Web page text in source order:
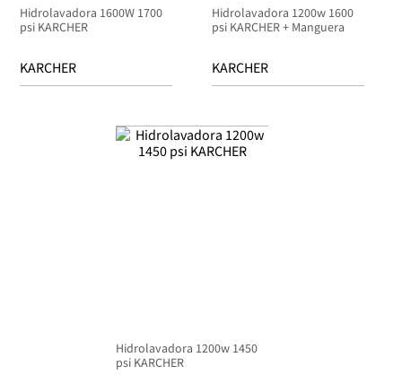
Hidrolavadora 1600W 1700
psi KARCHER
KARCHER
Hidrolavadora 1200w 1600
psi KARCHER + Manguera
KARCHER
Hidrolavadora 1200w 1450
psi KARCHER